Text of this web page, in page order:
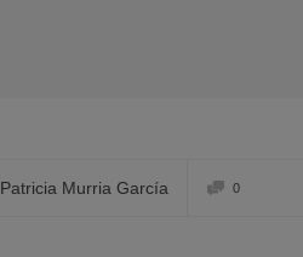
Patricia Murria García 0